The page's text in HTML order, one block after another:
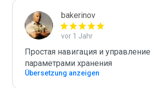
bakerinov
vor 1 Jahr
Простая навигация и управление
параметрами хранения
Übersetzung anzeigen